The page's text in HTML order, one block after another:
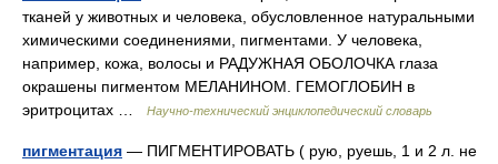
тканей у животных и человека, обусловленное натуральными
химическими соединениями, пигментами. У человека,
например, кожа, волосы и РАДУЖНАЯ ОБОЛОЧКА глаза
окрашены пигментом МЕЛАНИНОМ. ГЕМОГЛОБИН в
эритроцитах …
Научно-технический энциклопедический словарь
пигментация — ПИГМЕНТИРОВАТЬ ( рую, руешь, 1 и 2 л. не